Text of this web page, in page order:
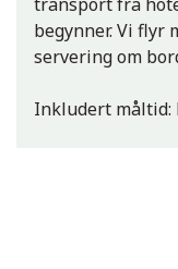
begynner. Vi flyr
servering om
Inkludert måltid: